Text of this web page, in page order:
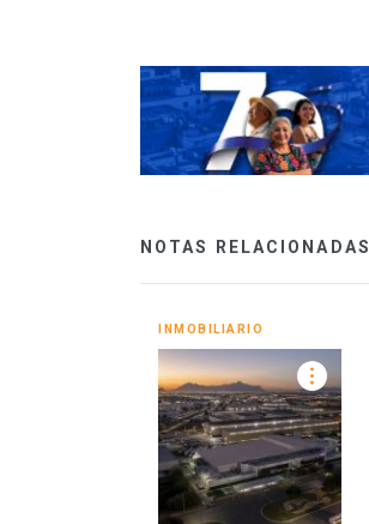
NOTAS RELACIONADAS
INMOBILIARIO